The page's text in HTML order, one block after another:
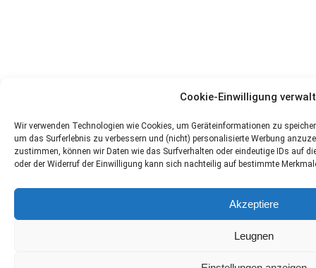
Cookie-Einwilligung
Wir verwenden Technologien wie Cookies, um Geräteinformationen zu
um das Surferlebnis zu verbessern und (nicht) personalisierte Werbung
zustimmen, können wir Daten wie das Surfverhalten oder eindeutige IDs auf
oder der Widerruf der Einwilligung kann sich nachteilig auf bestimmte
Akzeptiere
Leugnen